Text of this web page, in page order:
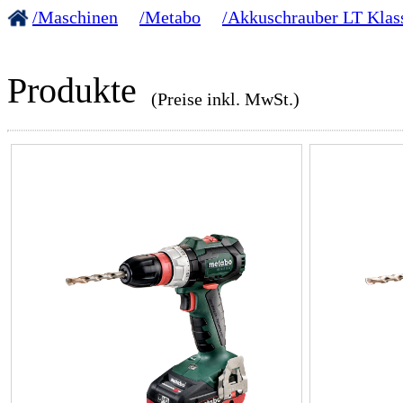
/Maschinen /Metabo /Akkuschrauber LT
Produkte (Preise inkl. MwSt.)